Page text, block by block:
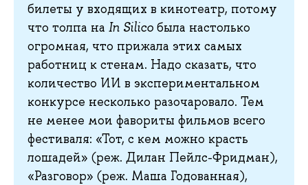
билеты у входящих в кинотеатр, потому
что толпа на In Silico была настолько
огромная, что прижала этих самых
работниц к стенам. Надо сказать, что
количество ИИ в экспериментальном
конкурсе несколько разочаровало. Тем
не менее мои фавориты фильмов всего
фестиваля: «Тот, с кем можно красть
лошадей» (реж. Дилан Пейлс-Фридман),
«Разговор» (реж. Маша Годованная),